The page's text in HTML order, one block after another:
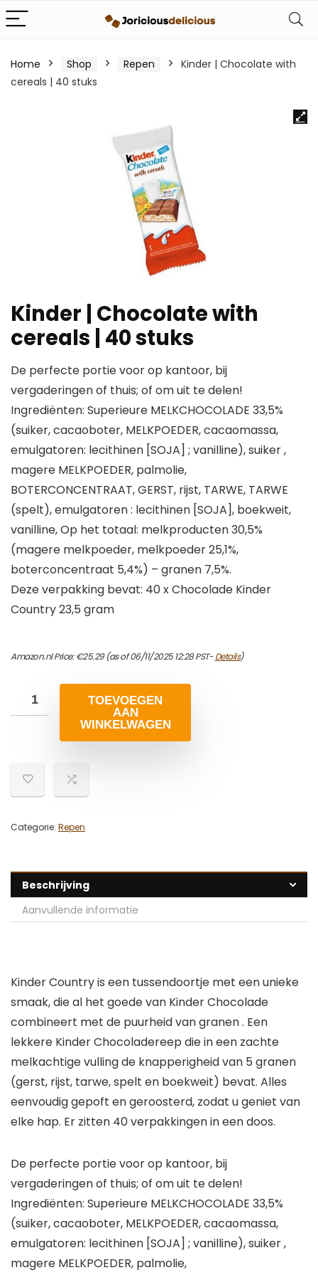
Home Shop Repen
Kinder | Chocolate with
cereals | 40 stuks
Kinder | Chocolate with
cereals | 40 stuks
De perfecte portie voor op kantoor, bij
vergaderingen of thuis; of om uit te delen!
Ingrediënten: Superieure MELKCHOCOLADE 33,5%
(suiker, cacaoboter, MELKPOEDER, cacaomassa,
emulgatoren: lecithinen [SOJA] ; vanilline), suiker ,
magere MELKPOEDER, palmolie,
BOTERCONCENTRAAT, GERST, rijst, TARWE, TARWE
(spelt), emulgatoren : lecithinen [SOJA], boekweit,
vanilline, Op het totaal: melkproducten 30,5%
(magere melkpoeder, melkpoeder 25,1%,
boterconcentraat 5,4%) – granen 7,5%.
Deze verpakking bevat: 40 x Chocolade Kinder
Country 23,5 gram
Amazon.nl Price:€25.29(as of 06/11/2025 12:28 PST-Details)
TOEVOEGEN
AAN
WINKELWAGEN
Categorie: Repen
Beschrijving
Aanvullende informatie
Kinder Country is een tussendoortje met een unieke
smaak, die al het goede van Kinder Chocolade
combineert met de puurheid van granen . Een
lekkere Kinder Chocoladereep die in een zachte
melkachtige vulling de knapperigheid van 5 granen
(gerst, rijst, tarwe, spelt en boekweit) bevat. Alles
eenvoudig gepoft en geroosterd, zodat u geniet van
elke hap. Er zitten 40 verpakkingen in een doos.
De perfecte portie voor op kantoor, bij
vergaderingen of thuis; of om uit te delen!
Ingrediënten: Superieure MELKCHOCOLADE 33,5%
(suiker, cacaoboter, MELKPOEDER, cacaomassa,
emulgatoren: lecithinen [SOJA] ; vanilline), suiker ,
magere MELKPOEDER, palmolie,